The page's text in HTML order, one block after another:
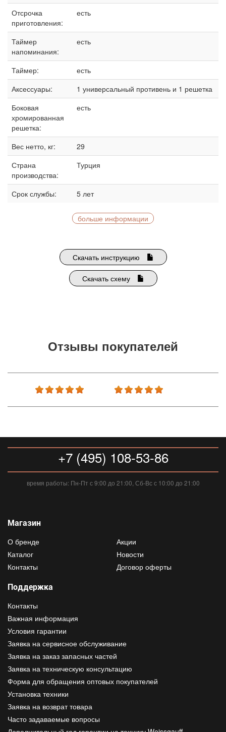
Отсрочка
приготовления:
есть
Таймер
напоминания:
есть
Таймер:
есть
Аксессуары:
1 универсальный противень и 1 решетка
Боковая
хромированная
решетка:
есть
Вес нетто, кг:
29
Страна
производства:
Турция
Срок службы: 5 лет
больше информации
Скачать инструкцию
Скачать схему
Отзывы покупателей
+7 (495) 108-53-86
время работы: Пн-Пт с 9:00 до 21:00, Сб-Вс с 10:00 до 21:00
Магазин
О бренде
Каталог
Контакты
Акции
Новости
Договор оферты
Поддержка
Контакты
Важная информация
Условия гарантии
Заявка на сервисное обслуживание
Заявка на заказ запасных частей
Заявка на техническую консультацию
Форма для обращения оптовых покупателей
Установка техники
Заявка на возврат товара
Часто задаваемые вопросы